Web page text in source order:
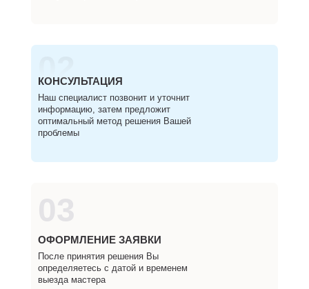
02
КОНСУЛЬТАЦИЯ
Наш специалист позвонит и уточнит
информацию, затем предложит
оптимальный метод решения Вашей
проблемы
ОФОРМЛЕНИЕ ЗАЯВКИ
После принятия решения Вы
определяетесь с датой и временем
выезда мастера